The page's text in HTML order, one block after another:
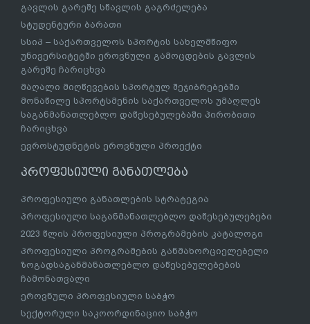
გავლის გარეშე სწავლის გაგრძელება
სტუდენტური ბარათი
სსიპ – საქართველოს სპორტის სახელმწიფო
უნივერსიტეტში ეროვნული გამოცდების გავლის
გარეშე ჩარიცხვა
მაღალი მიღწევების სპორტულ შეჯიბრებებში
მონაწილე სპორტსმენის საქართველოს უმაღლეს
საგანმანათლებლო დაწესებულებაში პირობითი
ჩარიცხვა
ევროსტუდნეტის ეროვნული პროექტი
პროფესიული განათლება
პროფესიული განათლების სტრატეგია
პროფესიული საგანმანათლებლო დაწესებულებები
2023 წლის პროფესიული პროგრამების კატალოგი
პროფესიული პროგრამების განმახორციელებელი
ზოგადსაგანმანათლებლო დაწესებულებების
ჩამონათვალი
ეროვნული პროფესიული საბჭო
სექტორული საკოორდინაციო საბჭო